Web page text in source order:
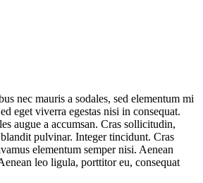
nec mauris a sodales, sed elementum mi
eget viverra egestas nisi in consequat.
augue a accumsan. Cras sollicitudin,
pulvinar. Integer tincidunt. Cras
elementum semper nisi. Aenean
leo ligula, porttitor eu, consequat